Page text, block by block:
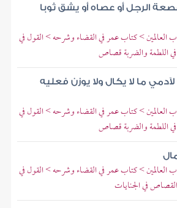
الرجل أو عصاه أو يشق ثوبا
العالمين > كتاب عمر في القضاء وشرحه > القول في
اللطمة والضربة قصاص
ما لا يكال ولا يوزن فعليه
العالمين > كتاب عمر في القضاء وشرحه > القول في
اللطمة والضربة قصاص
العالمين > كتاب عمر في القضاء وشرحه > القول في
القصاص في الجنايات